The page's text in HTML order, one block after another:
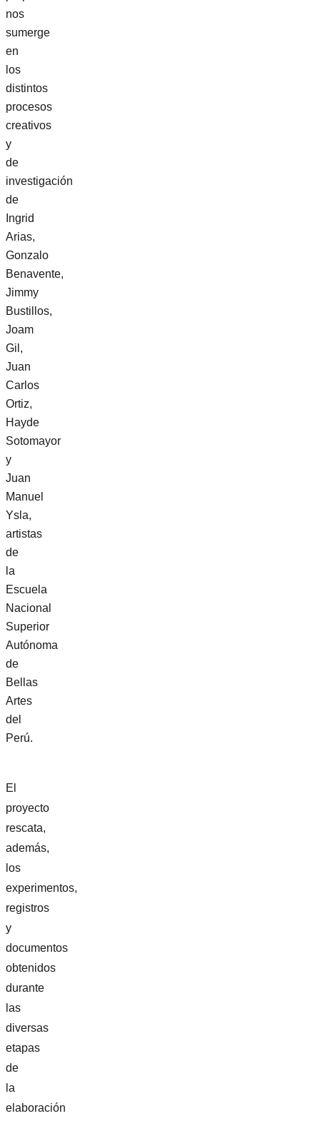
nos
sumerge
en
los
distintos
procesos
creativos
y
de
investigación
de
Ingrid
Arias,
Gonzalo
Benavente,
Jimmy
Bustillos,
Joam
Gil,
Juan
Carlos
Ortiz,
Hayde
Sotomayor
y
Juan
Manuel
Ysla,
artistas
de
la
Escuela
Nacional
Superior
Autónoma
de
Bellas
Artes
del
Perú.
El
proyecto
rescata,
además,
los
experimentos,
registros
y
documentos
obtenidos
durante
las
diversas
etapas
de
la
elaboración